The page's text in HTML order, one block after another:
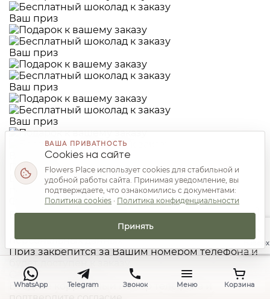
Ваш приз
Ваш приз
Ваш приз
Ваш приз
Ваш приз
Подарок к вашему заказу
Введите Ваш номер телефона и откройте
подарок к заказу.
Форма открытия подарка
Ваш номер телефона
политикой обработки
персональных данных
Приз закрепится за Вашим номером телефона и
Открыть подарок
Введите корректный номер телефона и
WhatsApp Telegram Звонок Меню Корзина
Наверх
ВАША ПРИВАТНОСТЬ
Cookies на сайте
Flowers Place использует cookies для стабильной и
удобной работы сайта. Принимая уведомление, вы
подтверждаете, что ознакомились с документами:
Политика cookies · Политика конфиденциальности
Принять